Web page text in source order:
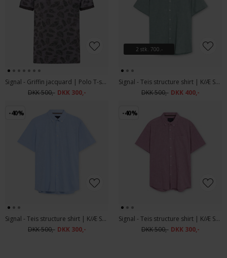
Signal - Griffin jacquard | Polo T-shirt Shadow Grey
DKK 500,- DKK 300,-
2 stk. 700.-
Signal - Teis structure shirt | K/Æ Skjorte Green Ivy
DKK 500,- DKK 400,-
-40%
Signal - Teis structure shirt | K/Æ Skjorte Blue Wind
DKK 500,- DKK 300,-
-40%
Signal - Teis structure shirt | K/Æ Skjorte Mauve Rose
DKK 500,- DKK 300,-